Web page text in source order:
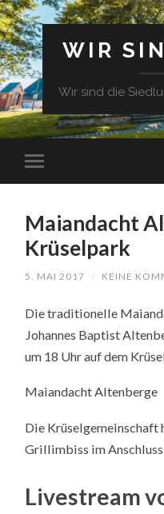
WIR
Wir sind die
Maiandacht
Krüselpark
5. MAI 2017 / KEINE
Die traditionelle
Johannes Baptist
um 18 Uhr auf dem
Maiandacht Altenberge
Die Krüselgemeinschaft
Grillimbiss im
Livestream